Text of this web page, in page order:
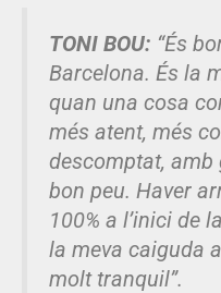
TONI BOU: “És
Barcelona. És la
quan una cosa
més atent, més
descomptat, amb
bon peu. Haver
100% a l’inici de
la meva caiguda
molt tranquil”.